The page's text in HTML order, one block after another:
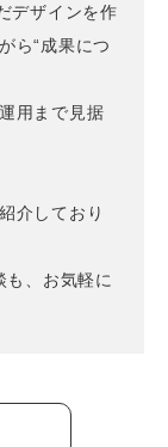
デザインを作
ら“成果につ
用まで見据
介しており
、お気軽に